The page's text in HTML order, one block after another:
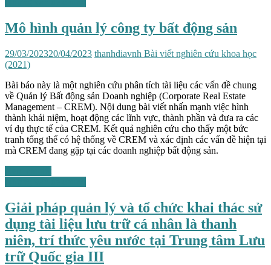
Mô hình quản lý công ty bất động sản
29/03/202320/04/2023 thanhdiavnh Bài viết nghiên cứu khoa học
(2021)
Bài báo này là một nghiên cứu phân tích tài liệu các vấn đề chung
về Quản lý Bất động sản Doanh nghiệp (Corporate Real Estate
Management – CREM). Nội dung bài viết nhấn mạnh việc hình
thành khái niệm, hoạt động các lĩnh vực, thành phần và đưa ra các
ví dụ thực tế của CREM. Kết quả nghiên cứu cho thấy một bức
tranh tổng thể có hệ thống về CREM và xác định các vấn đề hiện tại
mà CREM đang gặp tại các doanh nghiệp bất động sản.
Giải pháp quản lý và tổ chức khai thác sử
dụng tài liệu lưu trữ cá nhân là thanh
niên, trí thức yêu nước tại Trung tâm Lưu
trữ Quốc gia III